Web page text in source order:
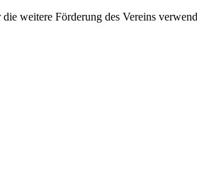
weitere Förderung des Vereins